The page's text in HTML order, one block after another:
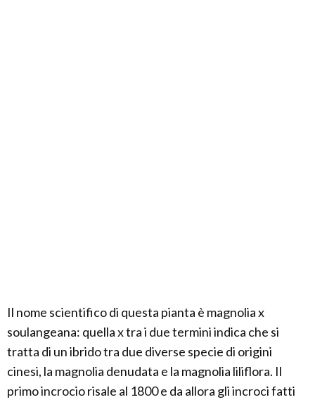
Il nome scientifico di questa pianta è magnolia x
soulangeana: quella x tra i due termini indica che si
tratta di un ibrido tra due diverse specie di origini
cinesi, la magnolia denudata e la magnolia liliflora. Il
primo incrocio risale al 1800 e da allora gli incroci fatti